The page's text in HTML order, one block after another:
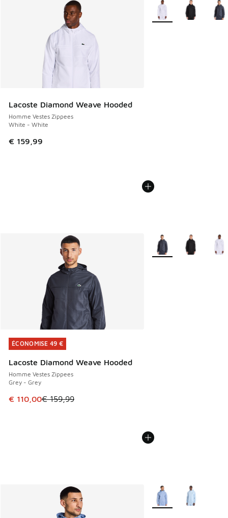
Lacoste Diamond Weave Hooded
Homme Vestes Zippees
White - White
€ 159,99
Plus de couleurs
ÉCONOMISE 49 €
Lacoste Diamond Weave Hooded
Homme Vestes Zippees
Grey - Grey
Cet article est en promotion. Prix en baisse de € 159,99 à
€ 110,00€ 159,99
ÉCONOMISE 49 €
Plus de couleurs
Plus de couleurs